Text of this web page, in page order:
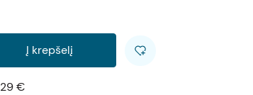
Į krepšelį
€